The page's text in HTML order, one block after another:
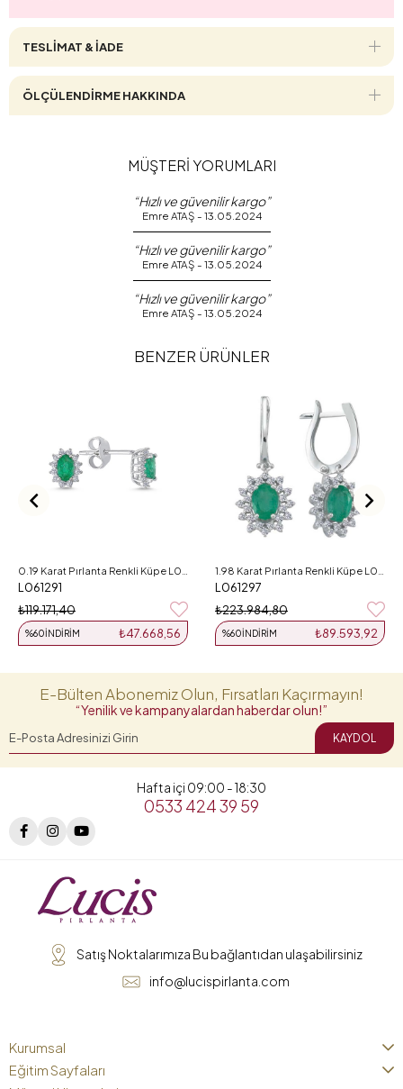
TESLİMAT & İADE
ÖLÇÜLENDİRME HAKKINDA
MÜŞTERİ YORUMLARI
“Hızlı ve güvenilir kargo”
Emre ATAŞ - 13.05.2024
“Hızlı ve güvenilir kargo”
Emre ATAŞ - 13.05.2024
“Hızlı ve güvenilir kargo”
Emre ATAŞ - 13.05.2024
BENZER ÜRÜNLER
L061291
₺47.668,56
%60İNDIRIM
₺119.171,40
L061297
₺89.593,92
%60İNDIRIM
₺223.984,80
E-Bülten Abonemiz Olun, Fırsatları Kaçırmayın!
“Yenilik ve kampanyalardan haberdar olun!”
KAYDOL
Hafta içi 09:00 - 18:30
0533 424 39 59
Satış Noktalarımıza Bu bağlantıdan ulaşabilirsiniz
info@lucispirlanta.com
Kurumsal
Eğitim Sayfaları